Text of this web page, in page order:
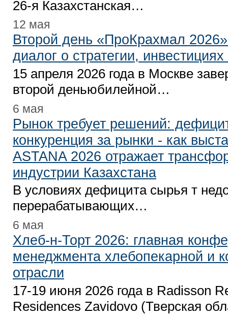
26-я Казахстанская…
12 мая
Второй день «ПроКрахмал
диалог о стратегии,
15 апреля 2026 года в Москве
второй деньюбилейной…
6 мая
Рынок требует решений:
конкуренция за рынки - как
ASTANA 2026 отражает
индустрии Казахстана
В условиях дефицита сырья т
перерабатывающих…
6 мая
Хлеб-н-Торт 2026: главная
менеджмента хлебопекарной и
отрасли
17-19 июня 2026 года в Radisson
Residences Zavidovo (Тверская